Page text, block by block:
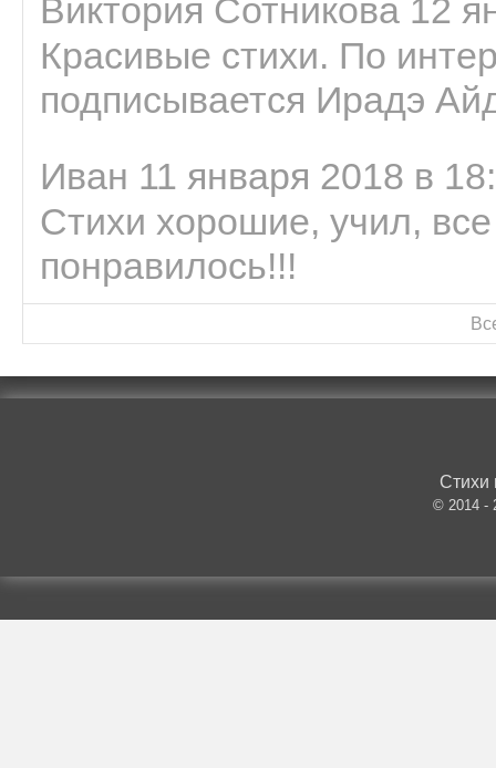
Виктория Сотникова 12
Красивые стихи. По
подписывается Ирадэ
Иван 11 января 2018 в
Стихи хорошие, учил,
понравилось!!!
Стихи
© 2014 -